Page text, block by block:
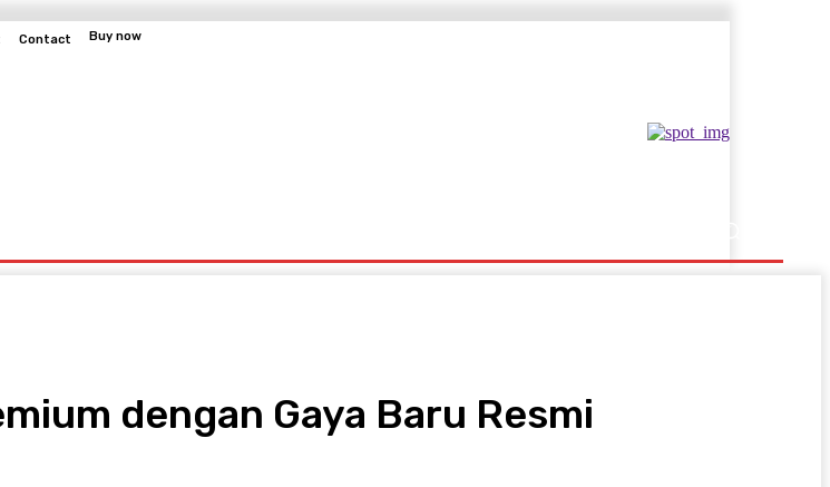
Contact Buy now
dengan Gaya Baru Resmi